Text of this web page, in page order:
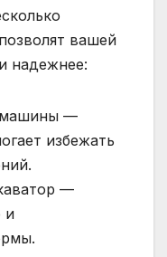
вашей
надежнее:
машины —
избежать
—
и